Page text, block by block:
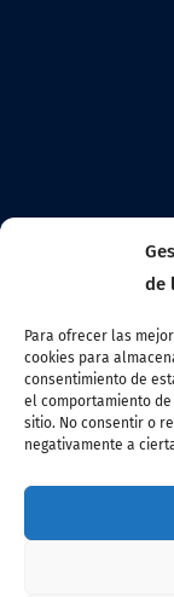
de
Para ofrecer las
cookies para
consentimiento de
el comportamiento
sitio. No consentir o
negativamente a